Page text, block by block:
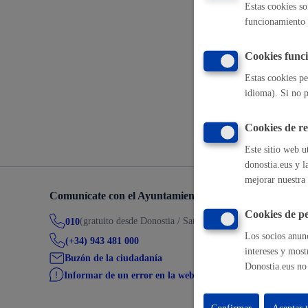
Salud Pública, animales y consumo
Infancia y juventud
Comunícate con el Ayuntamiento de Donostia / San
010(gratuito desde Donostia / San Sebastián)
(+34) 943 481 000
Buzón de la ciudadanía
Informar de un error en la web
Estas cookies
funcionamiento
Cookies
Estas cookies
idioma). Si no
Cookies de
Este sitio web
donostia.eus y
mejorar nuestra
Cookies de
Los socios
intereses y
Donostia.eus